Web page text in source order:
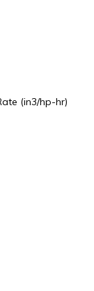
(in3/hp-hr)